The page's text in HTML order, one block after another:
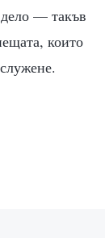
— такъв
които